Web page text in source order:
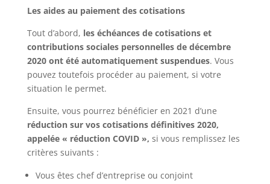
Les aides au paiement des cotisations
Tout d’abord, les échéances de cotisations et
contributions sociales personnelles de décembre
2020 ont été automatiquement suspendues. Vous
pouvez toutefois procéder au paiement, si votre
situation le permet.
Ensuite, vous pourrez bénéficier en 2021 d’une
réduction sur vos cotisations définitives 2020,
appelée « réduction COVID », si vous remplissez les
critères suivants :
Vous êtes chef d’entreprise ou conjoint